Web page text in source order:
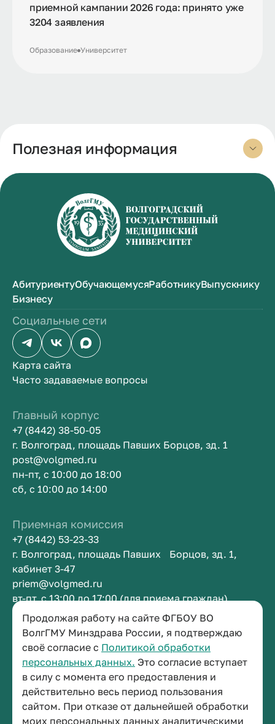
Продолжая работу на сайте ФГБОУ ВО
ВолгГМУ Минздрава России, я подтверждаю
своё согласие с Политикой обработки
персональных данных. Это согласие вступает
в силу с момента его предоставления и
действительно весь период пользования
сайтом. При отказе от дальнейшей обработки
моих персональных данных аналитическими
приемной кампании 2026 года: принято уже
3204 заявления
Образование Университет
Полезная информация
АбитуриентуОбучающемусяРаботникуВыпускнику
Бизнесу
Социальные сети
Карта сайта
Часто задаваемые вопросы
Главный корпус
+7 (8442) 38-50-05
г. Волгоград, площадь Павших Борцов, зд. 1
post@volgmed.ru
пн-пт, с 10:00 до 18:00
сб, с 10:00 до 14:00
Приемная комиссия
+7 (8442) 53-23-33
г. Волгоград, площадь Павших Борцов, зд. 1,
кабинет 3-47
priem@volgmed.ru
вт-пт, с 13:00 до 17:00 (для приема граждан)
Приемная ректора
+7 (8442) 38-50-05
г. Волгоград, площадь Павших Борцов, зд. 1,
кабинет 3-11
post@volgmed.ru
пн-пт, с 08.30 до 17.00 (перерыв с 12.30 до 13.00)